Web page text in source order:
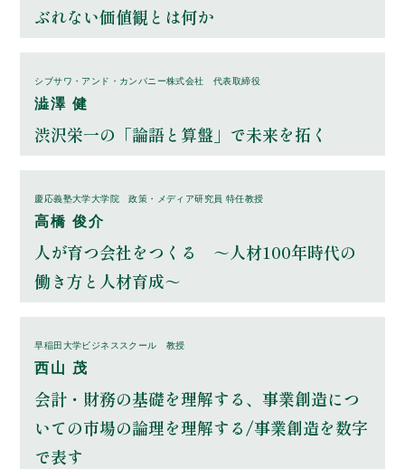
ぶれない価値観とは何か
シブサワ・アンド・カンパニー株式会社 代表取締役
澁澤 健
渋沢栄一の「論語と算盤」で未来を拓く
慶応義塾大学大学院 政策・メディア研究員 特任教授
高橋 俊介
人が育つ会社をつくる ～人材100年時代の
働き方と人材育成～
早稲田大学ビジネススクール 教授
西山 茂
会計・財務の基礎を理解する、事業創造につ
いての市場の論理を理解する/事業創造を数字
で表す